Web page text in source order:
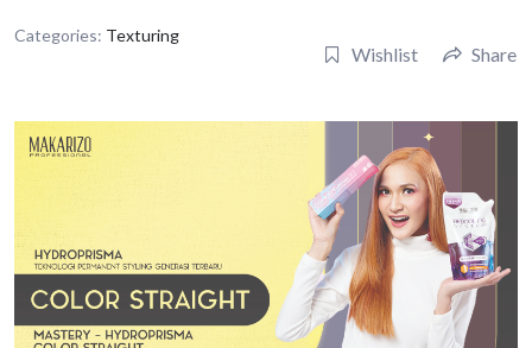
Categories: Texturing
Wishlist Share